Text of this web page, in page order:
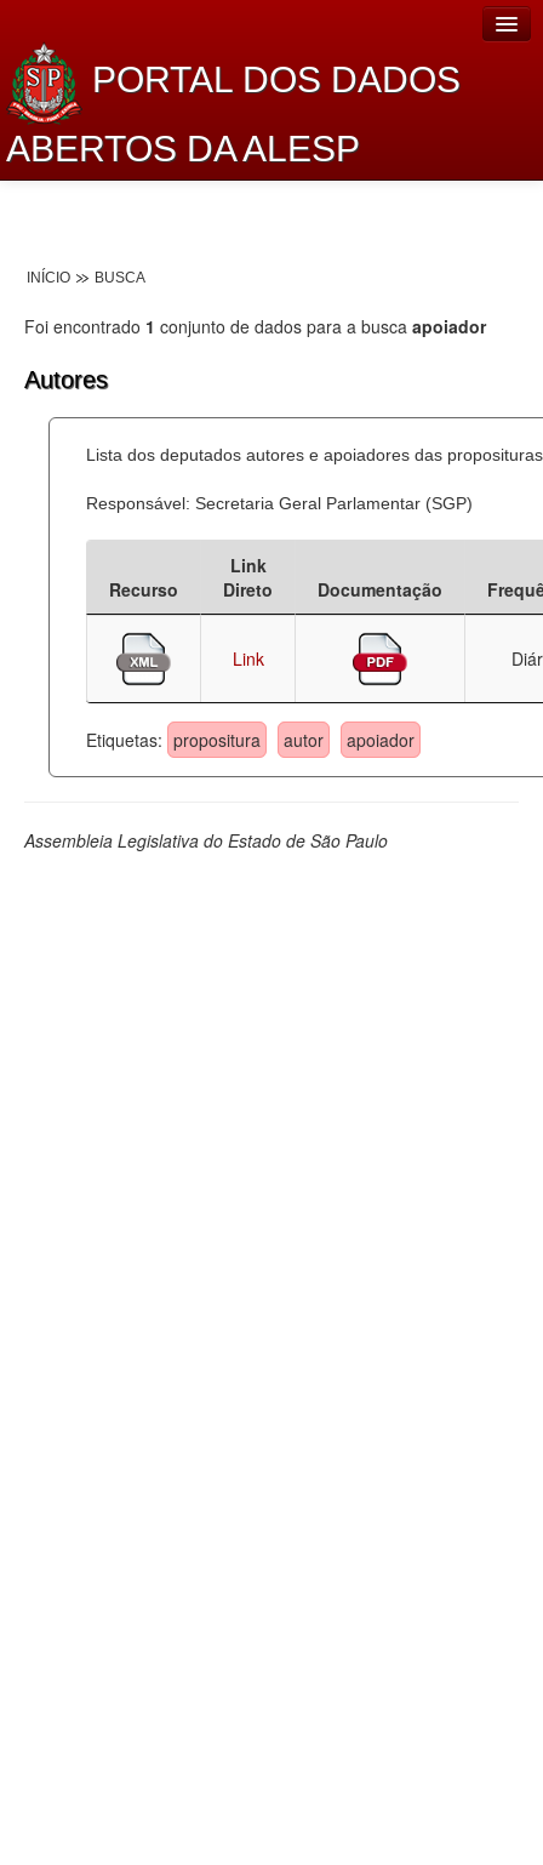
PORTAL DOS DADOS
ABERTOS DA ALESP
Lei de Acesso à Informação
Dados Governamentais Abertos
Processo Legislativo
Deputados Estaduais
Administração
Legislação
Perguntas frequentes
INÍCIO BUSCA
Foi encontrado 1 conjunto de dados para a busca apoiador
Autores
Lista dos deputados autores e apoiadores das
Responsável: Secretaria Geral Parlamentar (SGP)
Recurso
Link
Direto
Documentação
Link
Etiquetas: propositura autor apoiador
Assembleia Legislativa do Estado de São Paulo